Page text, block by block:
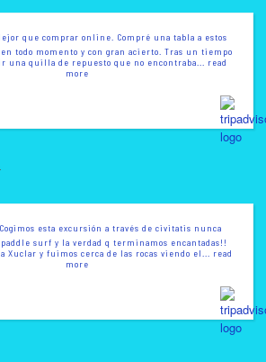
que comprar online. Compré una tabla a estos
en todo momento y con gran acierto. Tras un tiempo
una quilla de repuesto que no encontraba ... read
more
Cogimos esta excursión a través de civitatis nunca
paddle surf y la verdad q terminamos encantadas!!
Xuclar y fuimos cerca de las rocas viendo el
... read
more